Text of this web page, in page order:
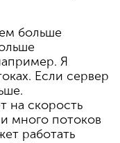
больше
Я
Если сервер
на скорость
много потоков
работать